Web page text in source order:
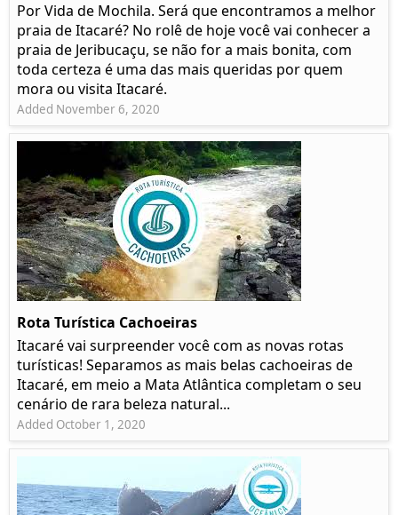
Por Vida de Mochila. Será que encontramos a melhor
praia de Itacaré? No rolê de hoje você vai conhecer a
praia de Jeribucaçu, se não for a mais bonita, com
toda certeza é uma das mais queridas por quem
mora ou visita Itacaré.
Added November 6, 2020
Rota Turística Cachoeiras
Itacaré vai surpreender você com as novas rotas
turísticas! Separamos as mais belas cachoeiras de
Itacaré, em meio a Mata Atlântica completam o seu
cenário de rara beleza natural...
Added October 1, 2020